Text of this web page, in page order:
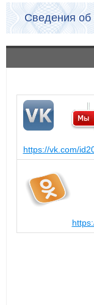
Сведения об
https://vk.com/